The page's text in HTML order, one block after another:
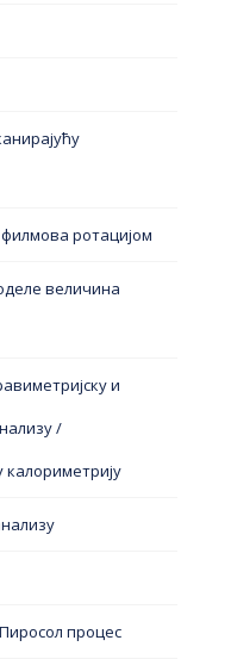
ротацијом
величина
и
/
калориметрију
процес